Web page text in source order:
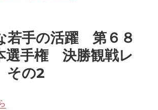
若手の活躍 第６８
選手権 決勝観戦レ
の2